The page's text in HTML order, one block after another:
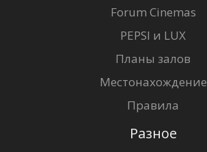
Forum Cinemas
PEPSI и LUX
Планы залов
Местонахождение
Правила
Разное